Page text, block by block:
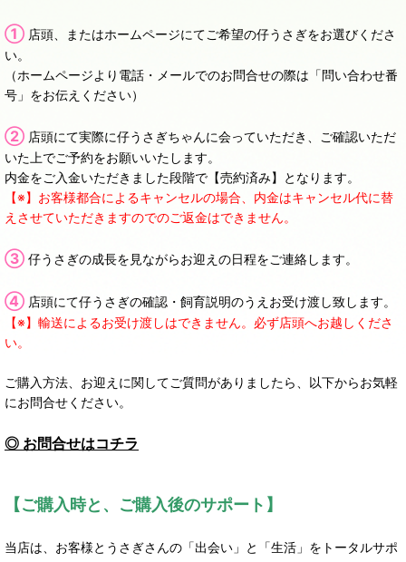
① 店頭、またはホームページにてご希望の仔うさぎをお選びくださ
い。
（ホームページより電話・メールでのお問合せの際は「問い合わせ番
号」をお伝えください）
② 店頭にて実際に仔うさぎちゃんに会っていただき、ご確認いただ
いた上でご予約をお願いいたします。
内金をご入金いただきました段階で【売約済み】となります。
【※】お客様都合によるキャンセルの場合、内金はキャンセル代に替
えさせていただきますのでのご返金はできません。
③ 仔うさぎの成長を見ながらお迎えの日程をご連絡します。
④ 店頭にて仔うさぎの確認・飼育説明のうえお受け渡し致します。
【※】輸送によるお受け渡しはできません。必ず店頭へお越しくださ
い。
ご購入方法、お迎えに関してご質問がありましたら、以下からお気軽
にお問合せください。
◎ お問合せはコチラ
【ご購入時と、ご購入後のサポート】
当店は、お客様とうさぎさんの「出会い」と「生活」をトータルサポ